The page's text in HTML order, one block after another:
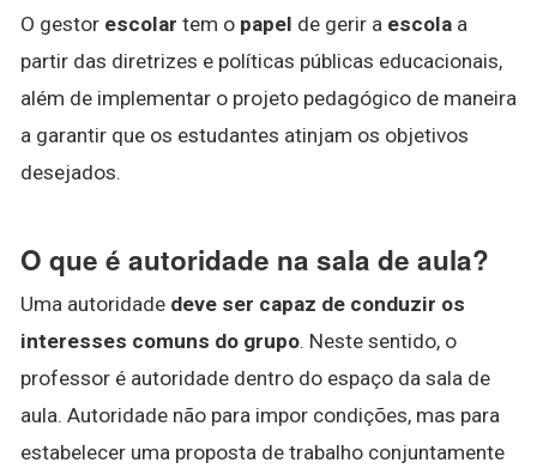
O gestor escolar tem o papel de gerir a escola a
partir das diretrizes e políticas públicas educacionais,
além de implementar o projeto pedagógico de maneira
a garantir que os estudantes atinjam os objetivos
desejados.
O que é autoridade na sala de aula?
Uma autoridade deve ser capaz de conduzir os
interesses comuns do grupo. Neste sentido, o
professor é autoridade dentro do espaço da sala de
aula. Autoridade não para impor condições, mas para
estabelecer uma proposta de trabalho conjuntamente